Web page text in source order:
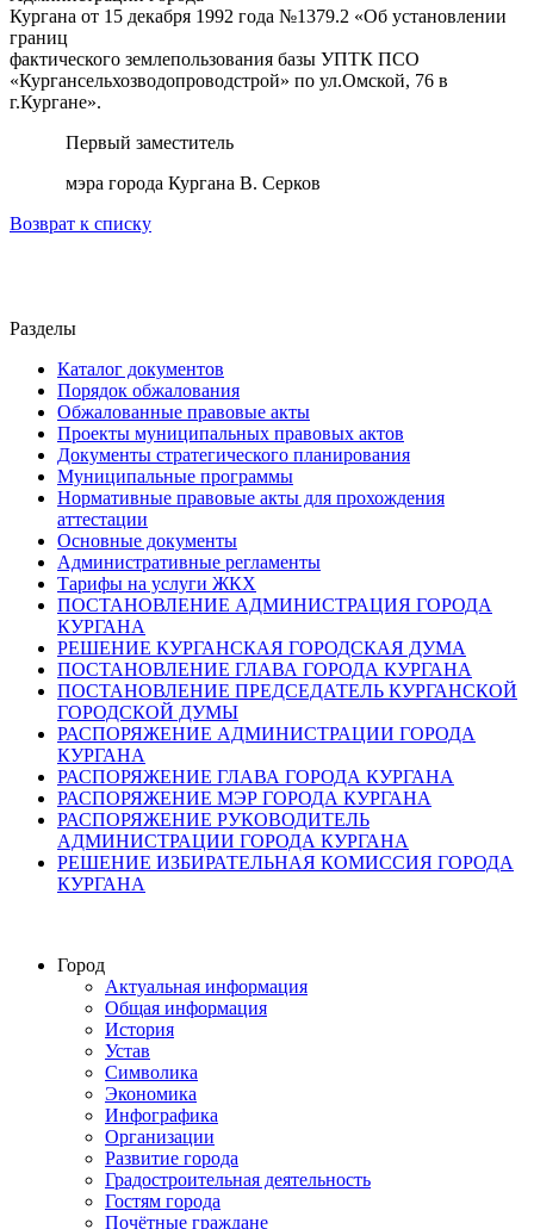
Кургана от 15 декабря 1992 года №1379.2 «Об установлении
границ
фактического землепользования базы УПТК ПСО
«Кургансельхозводопроводстрой» по ул.Омской, 76 в
г.Кургане».
Первый заместитель
мэра города Кургана В. Серков
Возврат к списку
Разделы
Каталог документов
Порядок обжалования
Обжалованные правовые акты
Проекты муниципальных правовых актов
Документы стратегического планирования
Муниципальные программы
Нормативные правовые акты для прохождения
аттестации
Основные документы
Административные регламенты
Тарифы на услуги ЖКХ
ПОСТАНОВЛЕНИЕ АДМИНИСТРАЦИЯ ГОРОДА
КУРГАНА
РЕШЕНИЕ КУРГАНСКАЯ ГОРОДСКАЯ ДУМА
ПОСТАНОВЛЕНИЕ ГЛАВА ГОРОДА КУРГАНА
ПОСТАНОВЛЕНИЕ ПРЕДСЕДАТЕЛЬ КУРГАНСКОЙ
ГОРОДСКОЙ ДУМЫ
РАСПОРЯЖЕНИЕ АДМИНИСТРАЦИИ ГОРОДА
КУРГАНА
РАСПОРЯЖЕНИЕ ГЛАВА ГОРОДА КУРГАНА
РАСПОРЯЖЕНИЕ МЭР ГОРОДА КУРГАНА
РАСПОРЯЖЕНИЕ РУКОВОДИТЕЛЬ
АДМИНИСТРАЦИИ ГОРОДА КУРГАНА
РЕШЕНИЕ ИЗБИРАТЕЛЬНАЯ КОМИССИЯ ГОРОДА
КУРГАНА
Город
Актуальная информация
Общая информация
История
Устав
Символика
Экономика
Инфографика
Организации
Развитие города
Градостроительная деятельность
Гостям города
Почётные граждане